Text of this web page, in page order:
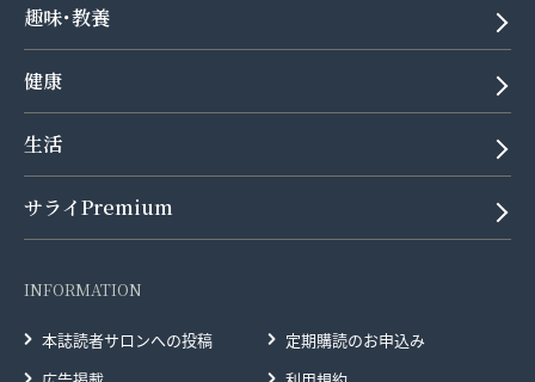
趣味･教養
健康
生活
サライPremium
INFORMATION
本誌読者サロンへの投稿
定期購読のお申込み